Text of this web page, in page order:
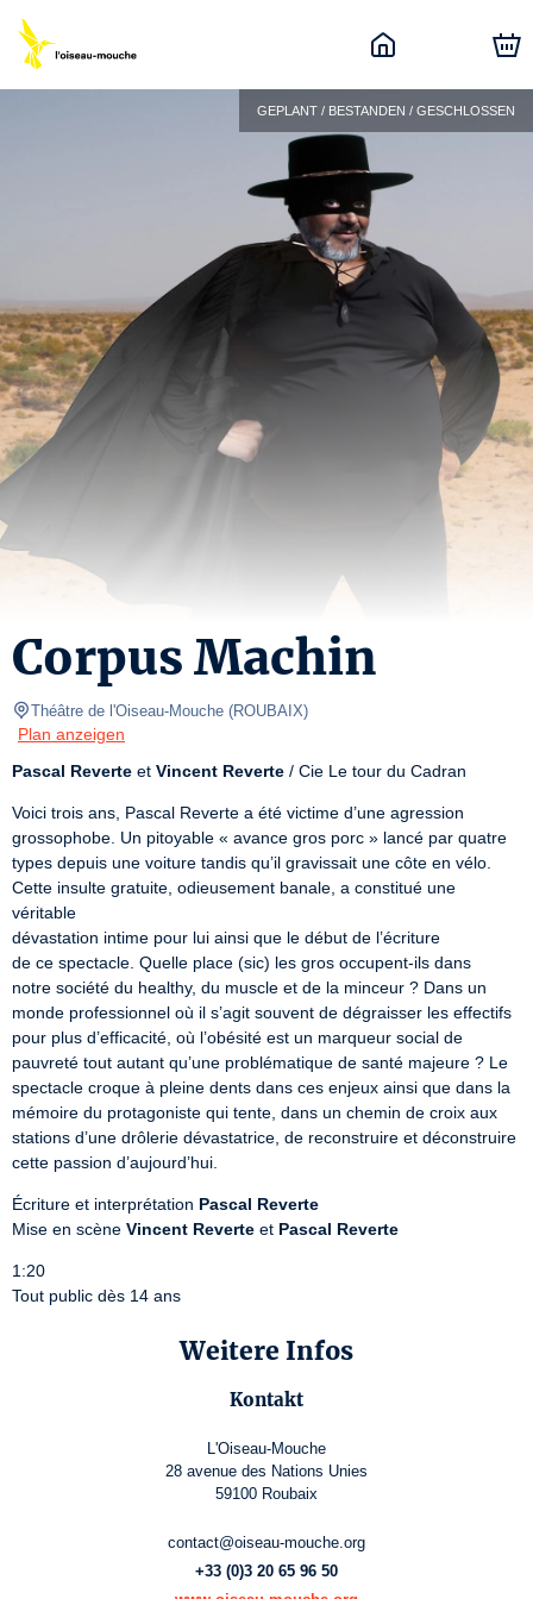
GEPLANT / BESTANDEN / GESCHLOSSEN
Corpus Machin
Théâtre de l'Oiseau-Mouche (ROUBAIX)
Plan anzeigen
Pascal Reverte et Vincent Reverte / Cie Le tour du Cadran
Voici trois ans, Pascal Reverte a été victime d’une agression
grossophobe. Un pitoyable « avance gros porc » lancé par quatre
types depuis une voiture tandis qu’il gravissait une côte en vélo.
Cette insulte gratuite, odieusement banale, a constitué une
véritable
dévastation intime pour lui ainsi que le début de l’écriture
de ce spectacle. Quelle place (sic) les gros occupent-ils dans
notre société du healthy, du muscle et de la minceur ? Dans un
monde professionnel où il s’agit souvent de dégraisser les effectifs
pour plus d’efficacité, où l’obésité est un marqueur social de
pauvreté tout autant qu’une problématique de santé majeure ? Le
spectacle croque à pleine dents dans ces enjeux ainsi que dans la
mémoire du protagoniste qui tente, dans un chemin de croix aux
stations d’une drôlerie dévastatrice, de reconstruire et déconstruire
cette passion d’aujourd’hui.
Écriture et interprétation Pascal Reverte
Mise en scène Vincent Reverte et Pascal Reverte
1:20
Tout public dès 14 ans
Weitere Infos
Kontakt
L'Oiseau-Mouche
28 avenue des Nations Unies
59100 Roubaix
contact@oiseau-mouche.org
+33 (0)3 20 65 96 50